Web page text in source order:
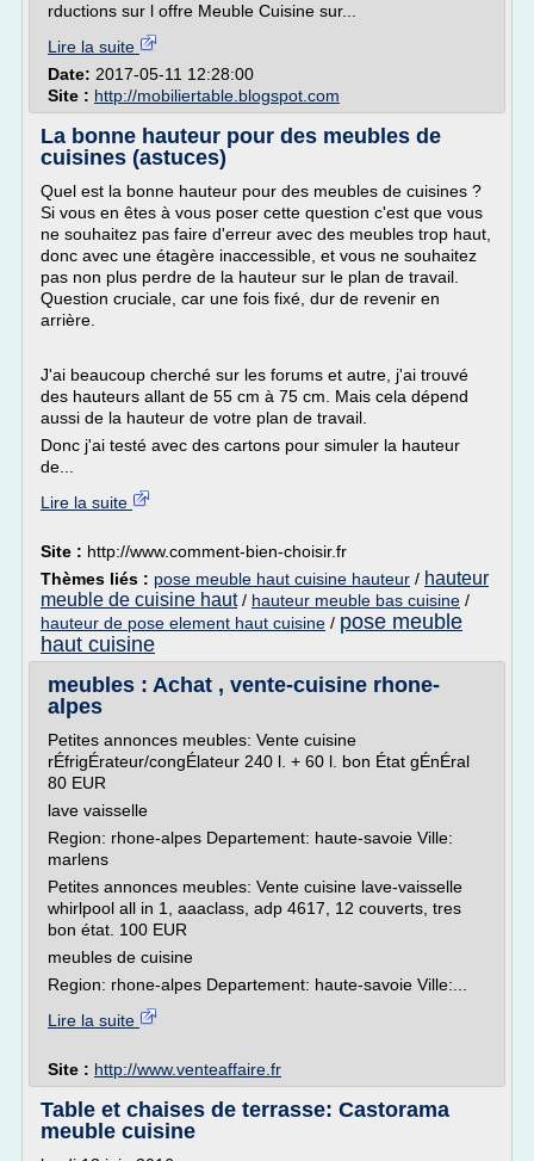
rductions sur l offre Meuble Cuisine sur...
Lire la suite
Date: 2017-05-11 12:28:00
Site : http://mobiliertable.blogspot.com
La bonne hauteur pour des meubles de
cuisines (astuces)
Quel est la bonne hauteur pour des meubles de cuisines ?
Si vous en êtes à vous poser cette question c'est que vous
ne souhaitez pas faire d'erreur avec des meubles trop haut,
donc avec une étagère inaccessible, et vous ne souhaitez
pas non plus perdre de la hauteur sur le plan de travail.
Question cruciale, car une fois fixé, dur de revenir en
arrière.
J'ai beaucoup cherché sur les forums et autre, j'ai trouvé
des hauteurs allant de 55 cm à 75 cm. Mais cela dépend
aussi de la hauteur de votre plan de travail.
Donc j'ai testé avec des cartons pour simuler la hauteur
de...
Lire la suite
Site : http://www.comment-bien-choisir.fr
Thèmes liés : pose meuble haut cuisine hauteur / hauteur
meuble de cuisine haut/ hauteur meuble bas cuisine /
hauteur de pose element haut cuisine / pose meuble
haut cuisine
meubles : Achat , vente-cuisine rhone-
alpes
Petites annonces meubles: Vente cuisine
rÉfrigÉrateur/congÉlateur 240 l. + 60 l. bon État gÉnÉral
80 EUR
lave vaisselle
Region: rhone-alpes Departement: haute-savoie Ville:
marlens
Petites annonces meubles: Vente cuisine lave-vaisselle
whirlpool all in 1, aaaclass, adp 4617, 12 couverts, tres
bon état. 100 EUR
meubles de cuisine
Region: rhone-alpes Departement: haute-savoie Ville:...
Lire la suite
Site : http://www.venteaffaire.fr
Table et chaises de terrasse: Castorama
meuble cuisine